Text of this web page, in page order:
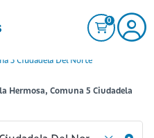
0
5 Ciudadela Del Norte
Hermosa, Comuna 5 Ciudadela